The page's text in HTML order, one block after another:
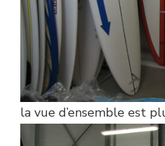
la vue d’ensemble est